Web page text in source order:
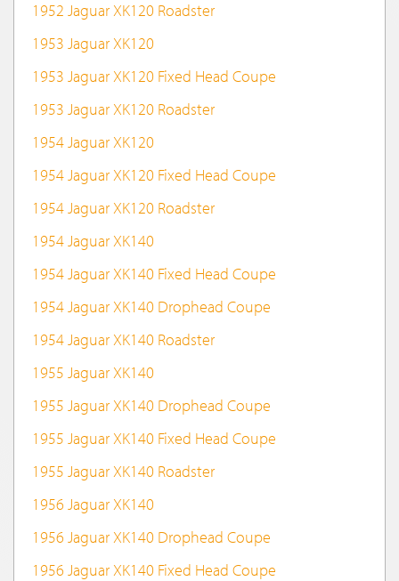
1952 Jaguar XK120 Roadster
1953 Jaguar XK120
1953 Jaguar XK120 Fixed Head Coupe
1953 Jaguar XK120 Roadster
1954 Jaguar XK120
1954 Jaguar XK120 Fixed Head Coupe
1954 Jaguar XK120 Roadster
1954 Jaguar XK140
1954 Jaguar XK140 Fixed Head Coupe
1954 Jaguar XK140 Drophead Coupe
1954 Jaguar XK140 Roadster
1955 Jaguar XK140
1955 Jaguar XK140 Drophead Coupe
1955 Jaguar XK140 Fixed Head Coupe
1955 Jaguar XK140 Roadster
1956 Jaguar XK140
1956 Jaguar XK140 Drophead Coupe
1956 Jaguar XK140 Fixed Head Coupe